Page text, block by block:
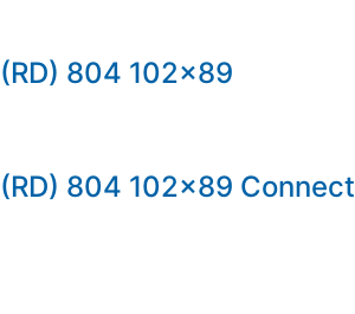
(RD) 804 102×89
(RD) 804 102×89 Connect